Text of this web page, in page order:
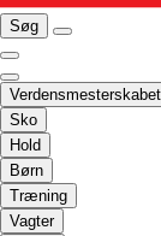
Søg
Sko
Hold
Børn
Træning
Vagter